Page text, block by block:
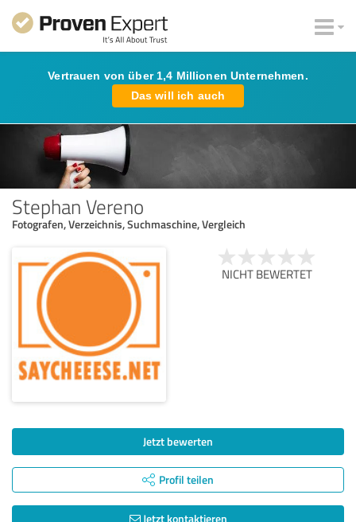
Vertrauen von über 1,4 Millionen Unternehmen.
Das will ich auch
Stephan Vereno
Fotografen, Verzeichnis, Suchmaschine, Vergleich
NICHT BEWERTET
Jetzt bewerten
Profil teilen
Jetzt kontaktieren